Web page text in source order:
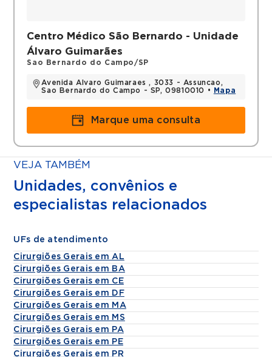
Centro Médico São Bernardo - Unidade
Álvaro Guimarães
Sao Bernardo do Campo/SP
Avenida Alvaro Guimaraes , 3033 - Assuncao,
Sao Bernardo do Campo - SP, 09810010 •
Mapa
Marque uma consulta
VEJA TAMBÉM
Unidades, convênios e
especialistas relacionados
UFs de atendimento
Cirurgiões Gerais em AL
Cirurgiões Gerais em BA
Cirurgiões Gerais em CE
Cirurgiões Gerais em DF
Cirurgiões Gerais em MA
Cirurgiões Gerais em MS
Cirurgiões Gerais em PA
Cirurgiões Gerais em PE
Cirurgiões Gerais em PR